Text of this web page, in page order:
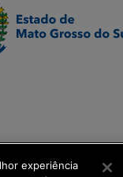
experiência